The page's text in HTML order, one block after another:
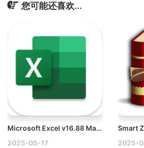
您可能还喜欢...
Microsoft Excel v16.88 Mac破解版下载
2025-05-17
2025-